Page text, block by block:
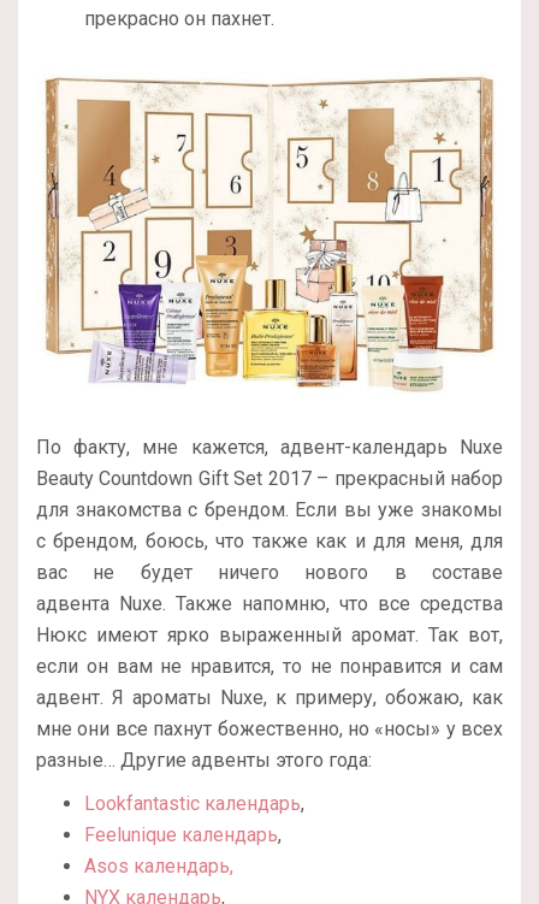
прекрасно он пахнет.
По факту, мне кажется, адвент-календарь Nuxe
Beauty Countdown Gift Set 2017 – прекрасный набор
для знакомства с брендом. Если вы уже знакомы
с брендом, боюсь, что также как и для меня, для
вас не будет ничего нового в составе
адвента Nuxe. Также напомню, что все средства
Нюкс имеют ярко выраженный аромат. Так вот,
если он вам не нравится, то не понравится и сам
адвент. Я ароматы Nuxe, к примеру, обожаю, как
мне они все пахнут божественно, но «носы» у всех
разные… Другие адвенты этого года:
Lookfantastic календарь,
Feelunique календарь,
Asos календарь,
NYX календарь,